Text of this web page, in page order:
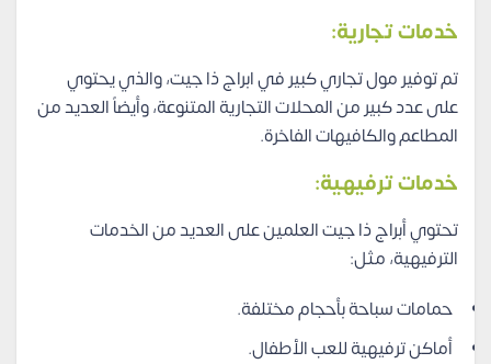
خدمات تجارية:
تم توفير مول تجاري كبير في ابراج ذا جيت، والذي يحتوي
على عدد كبير من المحلات التجارية المتنوعة، وأيضاً العديد من
المطاعم والكافيهات الفاخرة.
خدمات ترفيهية:
تحتوي أبراج ذا جيت العلمين على العديد من الخدمات
الترفيهية، مثل:
حمامات سباحة بأحجام مختلفة.
أماكن ترفيهية للعب الأطفال.